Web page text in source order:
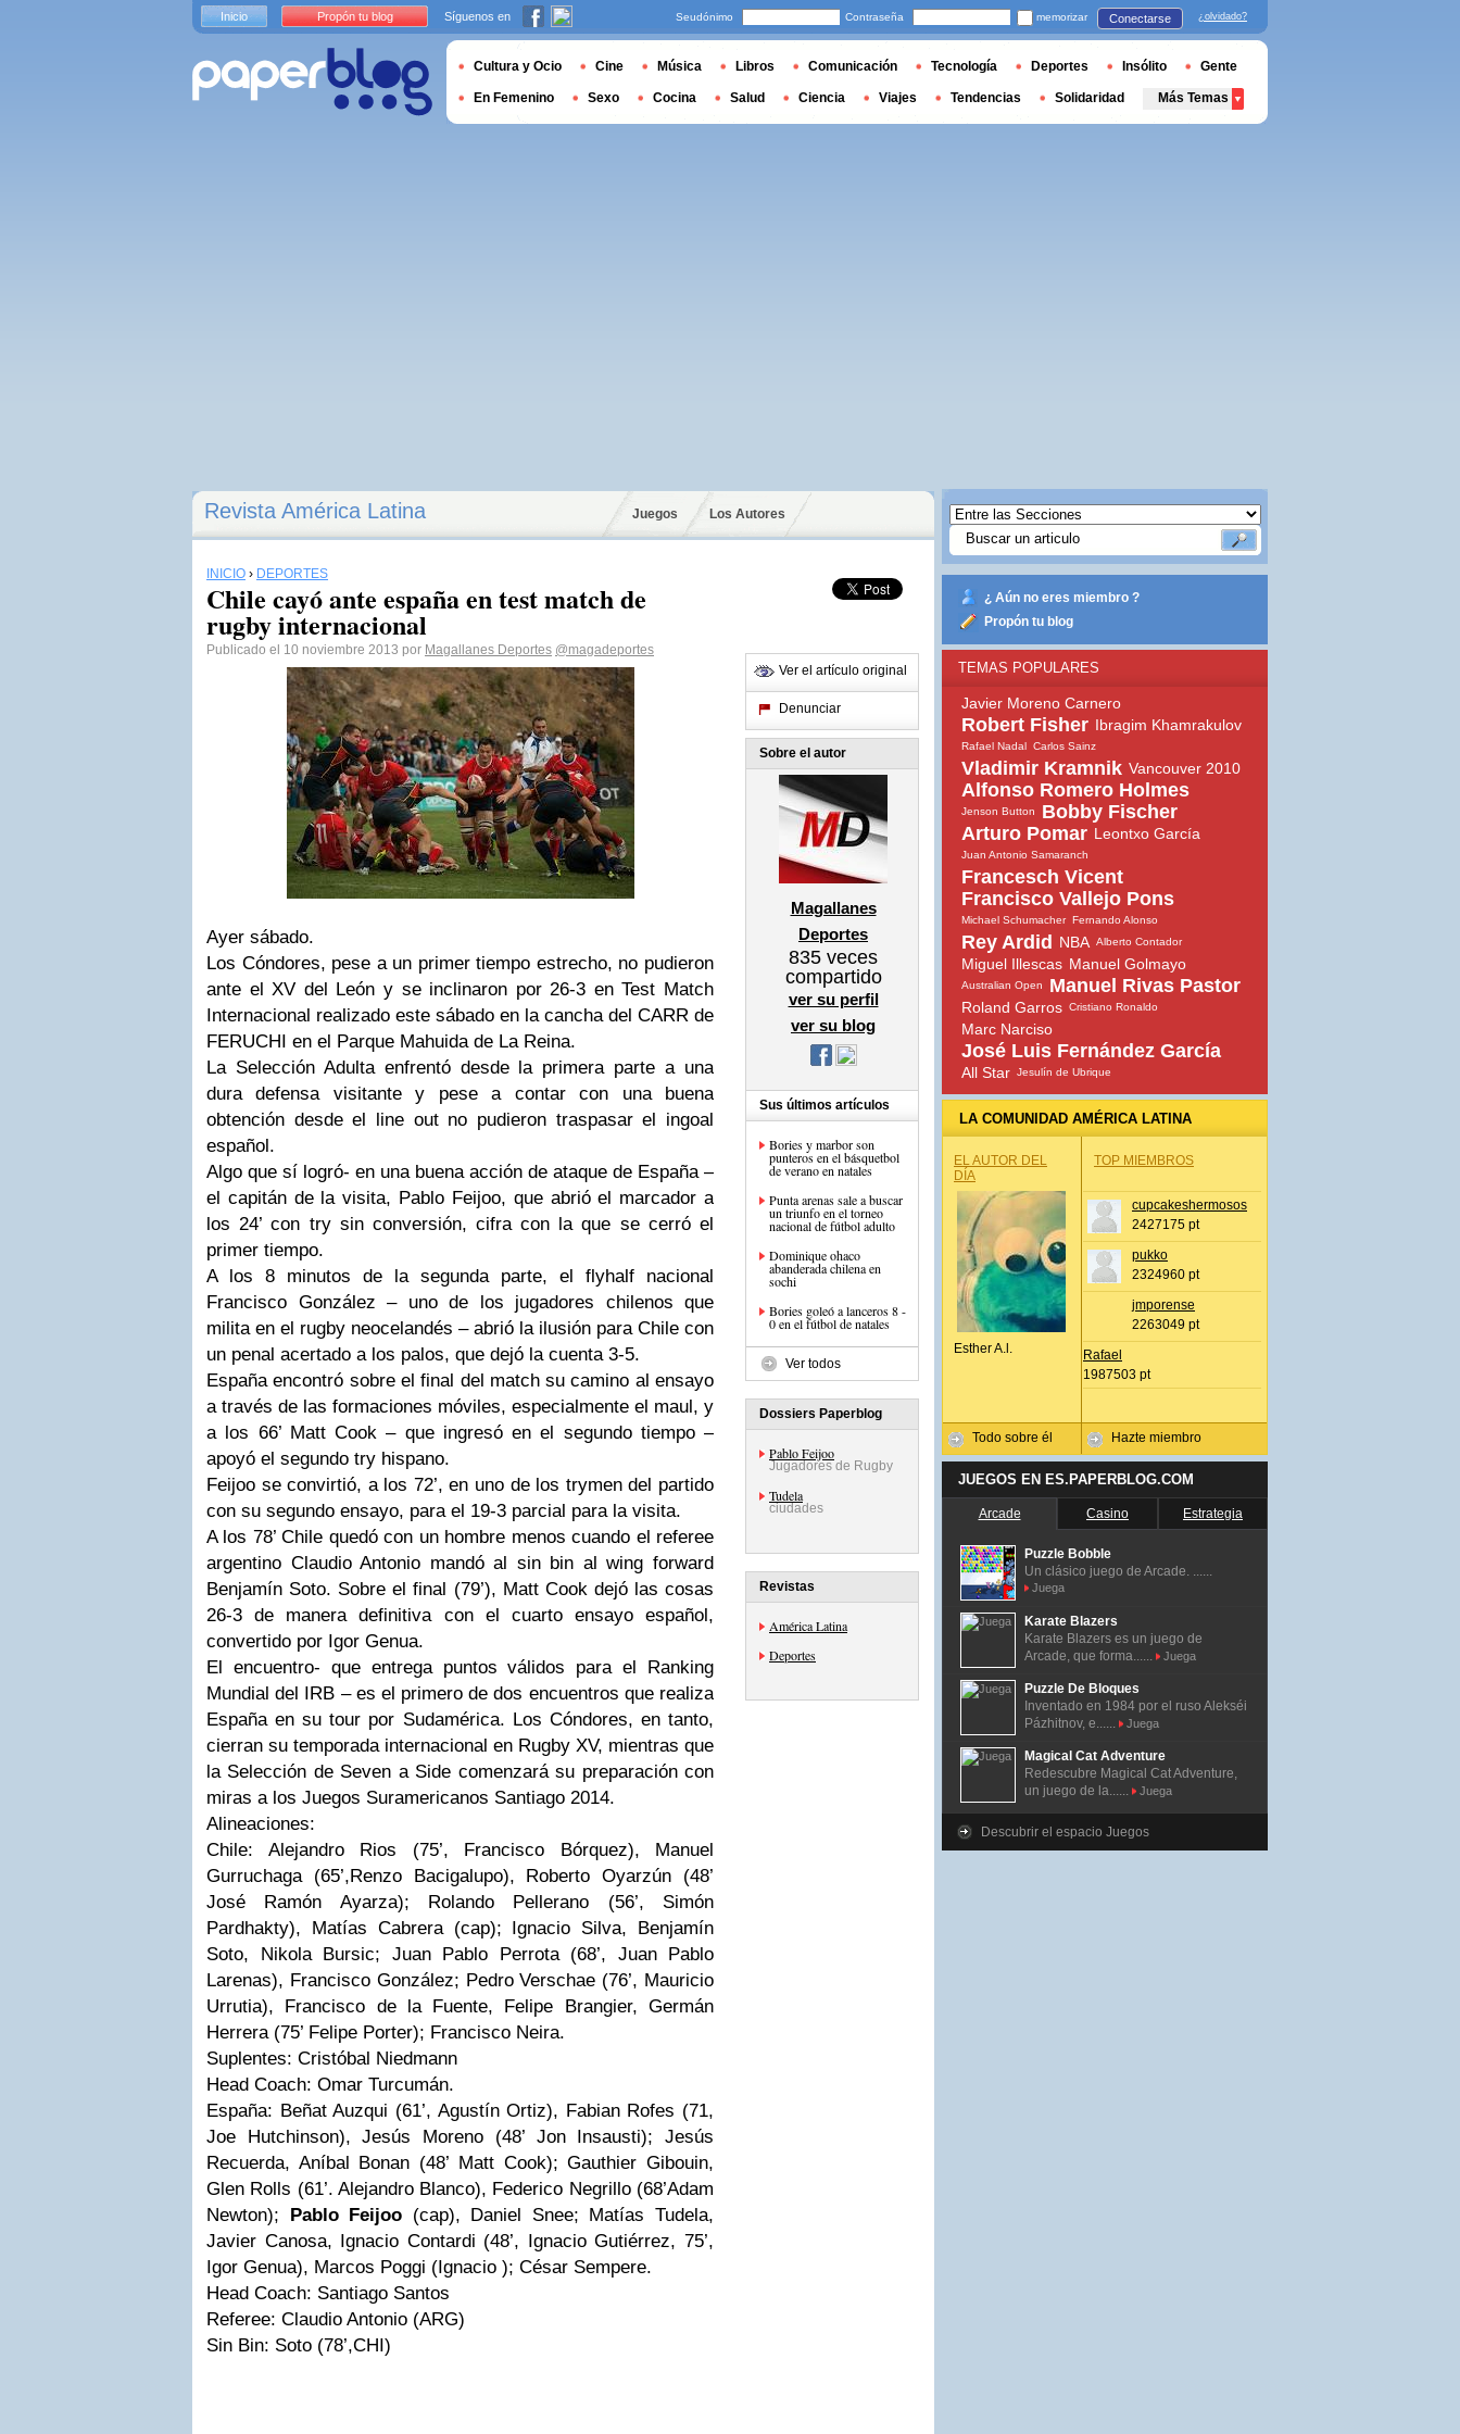
Revista América Latina Juegos Los Autores
INICIO › DEPORTES
Chile cayó ante españa en test match de
rugby internacional
Publicado el 10 noviembre 2013 por Magallanes Deportes @magadeportes
Ayer sábado.
Los Cóndores, pese a un primer tiempo estrecho, no pudieron
ante el XV del León y se inclinaron por 26-3 en Test Match
Internacional realizado este sábado en la cancha del CARR de
FERUCHI en el Parque Mahuida de La Reina.
La Selección Adulta enfrentó desde la primera parte a una
dura defensa visitante y pese a contar con una buena
obtención desde el line out no pudieron traspasar el ingoal
español.
Algo que sí logró- en una buena acción de ataque de España –
el capitán de la visita, Pablo Feijoo, que abrió el marcador a
los 24’ con try sin conversión, cifra con la que se cerró el
primer tiempo.
A los 8 minutos de la segunda parte, el flyhalf nacional
Francisco González – uno de los jugadores chilenos que
milita en el rugby neocelandés – abrió la ilusión para Chile con
un penal acertado a los palos, que dejó la cuenta 3-5.
España encontró sobre el final del match su camino al ensayo
a través de las formaciones móviles, especialmente el maul, y
a los 66’ Matt Cook – que ingresó en el segundo tiempo –
apoyó el segundo try hispano.
Feijoo se convirtió, a los 72’, en uno de los trymen del partido
con su segundo ensayo, para el 19-3 parcial para la visita.
A los 78’ Chile quedó con un hombre menos cuando el referee
argentino Claudio Antonio mandó al sin bin al wing forward
Benjamín Soto. Sobre el final (79’), Matt Cook dejó las cosas
26-3 de manera definitiva con el cuarto ensayo español,
convertido por Igor Genua.
El encuentro- que entrega puntos válidos para el Ranking
Mundial del IRB – es el primero de dos encuentros que realiza
España en su tour por Sudamérica. Los Cóndores, en tanto,
cierran su temporada internacional en Rugby XV, mientras que
la Selección de Seven a Side comenzará su preparación con
miras a los Juegos Suramericanos Santiago 2014.
Alineaciones:
Chile: Alejandro Rios (75’, Francisco Bórquez), Manuel
Gurruchaga (65’,Renzo Bacigalupo), Roberto Oyarzún (48’
José Ramón Ayarza); Rolando Pellerano (56’, Simón
Pardhakty), Matías Cabrera (cap); Ignacio Silva, Benjamín
Soto, Nikola Bursic; Juan Pablo Perrota (68’, Juan Pablo
Larenas), Francisco González; Pedro Verschae (76’, Mauricio
Urrutia), Francisco de la Fuente, Felipe Brangier, Germán
Herrera (75’ Felipe Porter); Francisco Neira.
Suplentes: Cristóbal Niedmann
Head Coach: Omar Turcumán.
España: Beñat Auzqui (61’, Agustín Ortiz), Fabian Rofes (71,
Joe Hutchinson), Jesús Moreno (48’ Jon Insausti); Jesús
Recuerda, Aníbal Bonan (48’ Matt Cook); Gauthier Gibouin,
Glen Rolls (61’. Alejandro Blanco), Federico Negrillo (68’Adam
Newton); Pablo Feijoo (cap), Daniel Snee; Matías Tudela,
Javier Canosa, Ignacio Contardi (48’, Ignacio Gutiérrez, 75’,
Igor Genua), Marcos Poggi (Ignacio ); César Sempere.
Head Coach: Santiago Santos
Referee: Claudio Antonio (ARG)
Sin Bin: Soto (78’,CHI)
Ver el artículo original
Denunciar
Sobre el autor
Magallanes
Deportes
835 veces
compartido
ver su perfil
ver su blog
Sus últimos artículos
Bories y marbor son
punteros en el básquetbol
de verano en natales
Punta arenas sale a buscar
un triunfo en el torneo
nacional de fútbol adulto
Dominique ohaco
abanderada chilena en
sochi
Bories goleó a lanceros 8 -
0 en el fútbol de natales
Ver todos
Dossiers Paperblog
Pablo Feijoo
Jugadores de Rugby
Tudela
ciudades
Revistas
América Latina
Deportes
¿ Aún no eres miembro ?
Propón tu blog
TEMAS POPULARES
Javier Moreno Carnero
Robert Fisher Ibragim Khamrakulov
Rafael Nadal Carlos Sainz
Vladimir Kramnik Vancouver 2010
Alfonso Romero Holmes
Jenson Button
Bobby Fischer
Arturo Pomar Leontxo García
Juan Antonio Samaranch
Francesch Vicent
Francisco Vallejo Pons
Michael Schumacher Fernando Alonso
Rey Ardid NBA Alberto Contador
Miguel Illescas Manuel Golmayo
Australian Open Manuel Rivas Pastor
Roland Garros Cristiano Ronaldo
Marc Narciso
José Luis Fernández García
All Star Jesulín de Ubrique
LA COMUNIDAD AMÉRICA LATINA
EL AUTOR DEL
DÍA
Esther A.l.
Todo sobre él
TOP MIEMBROS
cupcakeshermosos
2427175 pt
pukko
2324960 pt
jmporense
2263049 pt
Rafael
1987503 pt
Hazte miembro
JUEGOS EN ES.PAPERBLOG.COM
Arcade Casino Estrategia
Puzzle Bobble
Un clásico juego de Arcade. ......
Juega
Karate Blazers
Karate Blazers es un juego de
Arcade, que forma......
Juega
Puzzle De Bloques
Inventado en 1984 por el ruso Alekséi
Pázhitnov, e......
Juega
Magical Cat Adventure
Redescubre Magical Cat Adventure,
un juego de la......
Juega
Descubrir el espacio Juegos
Inicio Propón tu blog Síguenos en Seudónimo Contraseña memorizar Conectarse ¿olvidado?
Cultura y Ocio Cine Música Libros Comunicación Tecnología Deportes Insólito Gente
En Femenino Sexo Cocina Salud Ciencia Viajes Tendencias Solidaridad Más Temas